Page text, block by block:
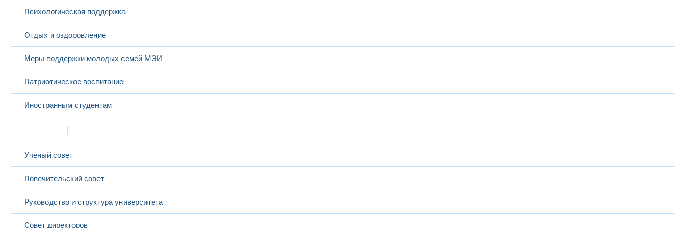
Психологическая поддержка
Отдых и оздоровление
Меры поддержки молодых семей МЭИ
Патриотическое воспитание
Иностранным студентам
Ученый совет
Попечительский совет
Руководство и структура университета
Совет директоров